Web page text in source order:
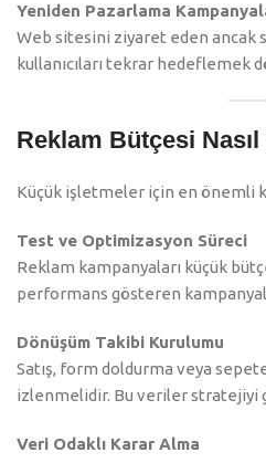
Yeniden Pazarlama
Web sitesini ziyaret eden ancak
kullanıcıları tekrar hedeflemek
Reklam Bütçesi
Küçük işletmeler için en önemli
Test ve Optimizasyon Süreci
Reklam kampanyaları küçük
performans gösteren
Dönüşüm Takibi Kurulumu
Satış, form doldurma veya
izlenmelidir. Bu veriler stratejiyi
Veri Odaklı Karar Alma